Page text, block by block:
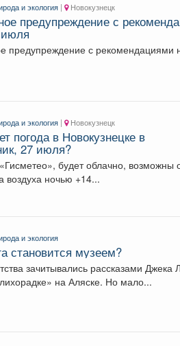
и экология | Новокузнецк
предупреждение с
предупреждение с рекомендациями
и экология | Новокузнецк
погода в Новокузнецке в
27 июля?
облачно, возможны осадки,
температура воздуха ночью +14...
и экология
становится музеем?
зачитывались рассказами Джека
на Аляске. Но мало...